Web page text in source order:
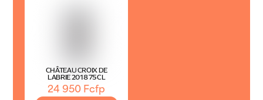
CHÂTEAU CROIX DE
LABRIE 2018 75CL
24 950Fcfp